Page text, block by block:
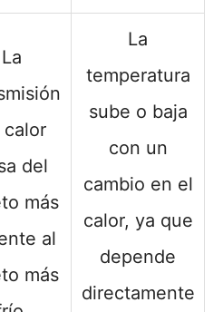
La
calor
del
más
al
más
La
temperatura
sube o baja
con un
cambio en el
calor, ya que
depende
directamente